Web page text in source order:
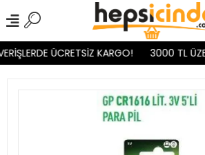
ÜCRETSİZ KARGO! 3000 TL